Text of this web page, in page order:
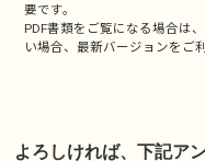
要です。
PDF書類をご覧になる場合は、
い場合、最新バージョンをご